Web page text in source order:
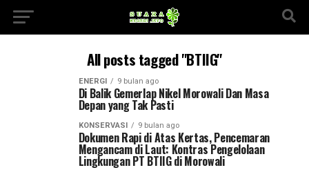
All posts tagged "BTIIG"
ENERGI 9 bulan ago
Di Balik Gemerlap Nikel Morowali Dan Masa
Depan yang Tak Pasti
KONSERVASI 9 bulan ago
Dokumen Rapi di Atas Kertas, Pencemaran
Mengancam di Laut: Kontras Pengelolaan
Lingkungan PT BTIIG di Morowali